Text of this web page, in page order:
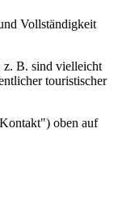
Vollständigkeit
z. B. sind vielleicht
touristischer
oben auf